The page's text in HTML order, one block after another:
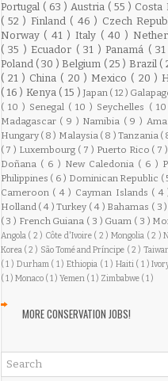
Portugal ( 63 ) Austria ( 55 ) Costa
( 52 ) Finland ( 46 ) Czech
Norway ( 41 ) Italy ( 40 )
( 35 ) Ecuador ( 31 ) Panamá (
Poland ( 30 ) Belgium ( 25 ) Brazil (
( 21 ) China ( 20 ) Mexico ( 20 )
( 16 ) Kenya ( 15 ) Japan ( 12 )
( 10 ) Senegal ( 10 ) Seychelles (
Madagascar ( 9 ) Namibia ( 9 )
Hungary ( 8 ) Malaysia ( 8 ) Tanzania (
( 7 ) Luxembourg ( 7 ) Puerto Rico ( 7
Doñana ( 6 ) New Caledonia ( 6 )
Philippines ( 6 ) Dominican Republic (
Cameroon ( 4 ) Cayman Islands ( 4
Holland ( 4 )Turkey ( 4 ) Bahamas ( 3 )
( 3 ) French Guiana ( 3 ) Guam ( 3 )
Angola ( 2 ) Côte d'Ivoire ( 2 ) Mongolia ( 2 )
Korea ( 2 ) São Tomé and Príncipe ( 2 )
( 1 ) Durham ( 1 )Ethiopia ( 1 ) Haiti ( 1 )
( 1 ) Monaco ( 1 ) Yemen ( 1 ) Zimbabwe ( 1 )
MORE CONSERVATION JOBS!